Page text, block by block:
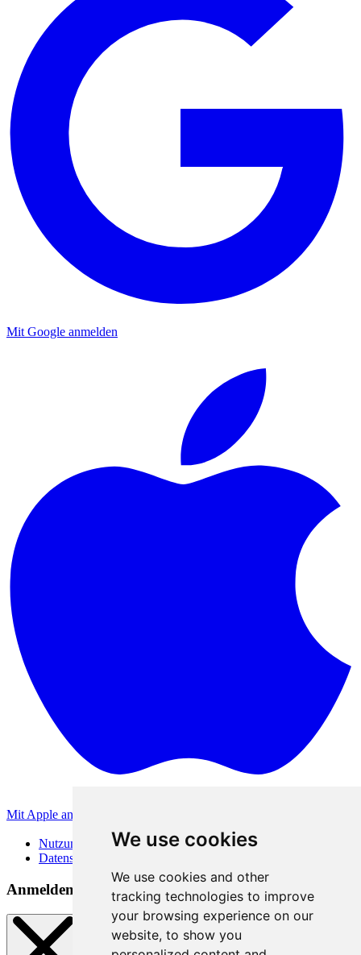
We use cookies
We use cookies and other
tracking technologies to improve
your browsing experience on our
website, to show you
Mit Google anmelden
Mit Apple anmelden
Nutzungsbedingungen
Datenschutzerklärung
Anmeldemethoden